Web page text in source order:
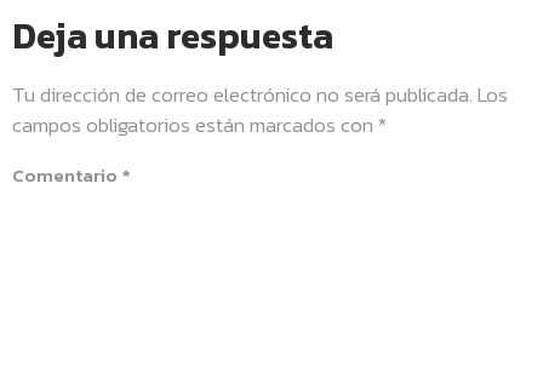
Deja una respuesta
Tu dirección de correo electrónico no será publicada.Los
campos obligatorios están marcados con*
Comentario *